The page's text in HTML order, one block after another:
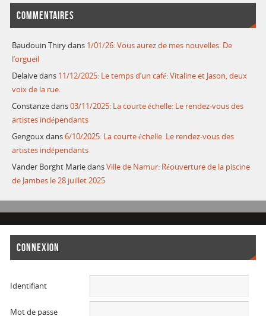
COMMENTAIRES
Baudouin Thirydans 1/01/26: Vous aurez de mes nouvelles: De
l’orgueil
Delaivedans 11/12/2025: Le temps d’un café: Vitaline et Jason, deux
voix de la rue.
Constanzedans03/11/2025: La courte échelle: Le rendez-vous des
artistes indépendants
Gengouxdans6/10/2025: La courte échelle: Le rendez-vous des
artistes indépendants
Vander Borght MariedansVille de Namur: Réouverture de la piscine
de Jambes le 28 juillet 2025
CONNEXION
Identifiant
Mot de passe